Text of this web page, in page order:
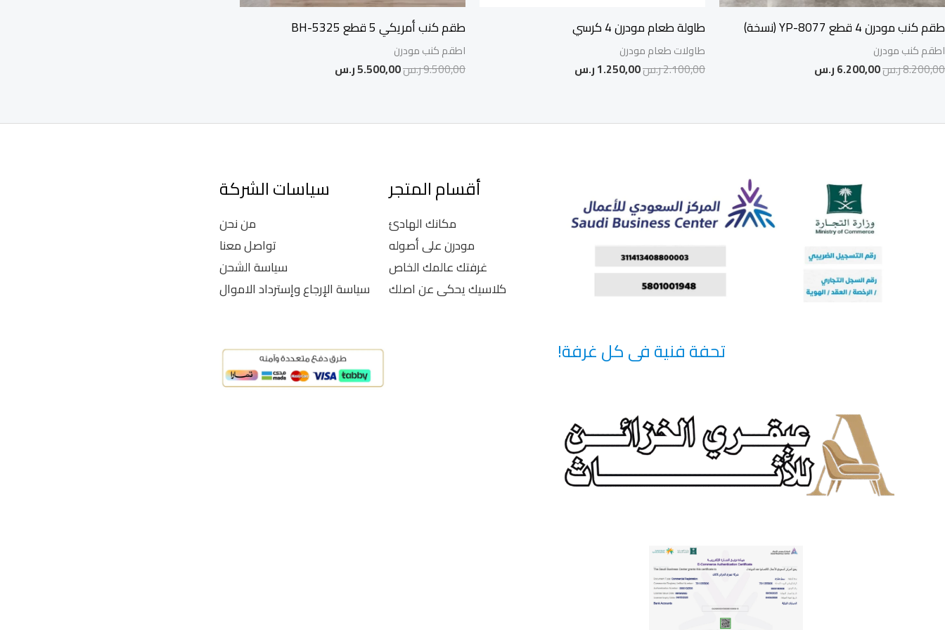
طقم كنب مودرن 4 قطع YP-8077 (نسخة)
اطقم كنب مودرن
8.200,00ر.س6.200,00ر.س
طاولة طعام مودرن 4 كرسي
طاولات طعام مودرن
2.100,00ر.س1.250,00ر.س
طقم كنب أمريكي 5 قطع BH-5325
اطقم كنب مودرن
9.500,00ر.س5.500,00ر.س
تحفة فنية فى كل غرفة!
أقسام المتجر
مكانك الهادئ
مودرن على أصوله
غرفتك عالمك الخاص
كلاسيك يحكى عن اصلك
سياسات الشركة
من نحن
تواصل معنا
سياسة الشحن
سياسة الإرجاع وإسترداد الاموال